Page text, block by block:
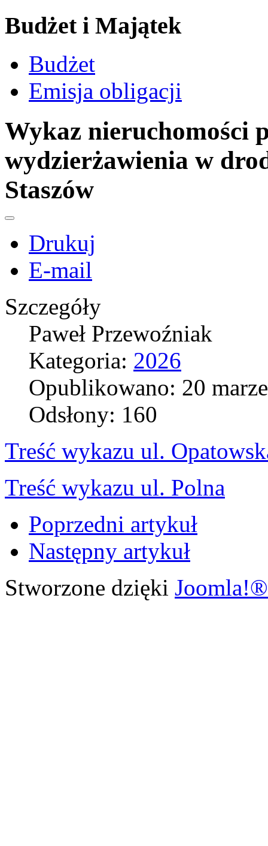
Budżet i Majątek
Budżet
Emisja obligacji
Wykaz nieruchomości
wydzierżawienia w
Staszów
Drukuj
E-mail
Szczegóły
Paweł Przewoźniak
Kategoria: 2026
Opublikowano: 20
Odsłony: 160
Treść wykazu ul.
Treść wykazu ul. Polna
Poprzedni artykuł
Następny artykuł
Stworzone dzięki Joomla!®